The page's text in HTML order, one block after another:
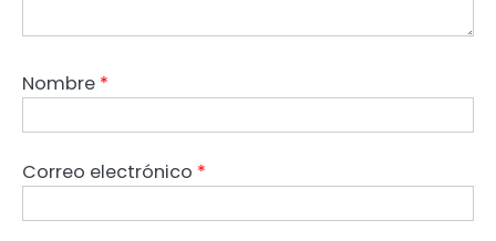
Nombre *
Correo electrónico *